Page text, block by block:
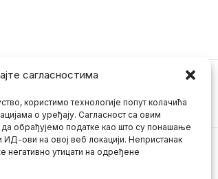
сагласностима
користимо технологије попут колачића
о уређају. Сагласност са овим
обрађујемо податке као што су понашање
ови на овој веб локацији. Непристанак
утицати на одређене